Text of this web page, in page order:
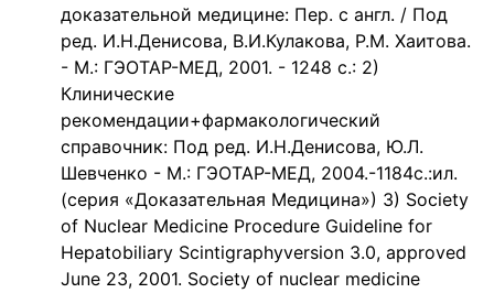
доказательной медицине: Пер. с англ. / Под
ред. И.Н.Денисова, В.И.Кулакова, Р.М. Хаитова.
- М.: ГЭОТАР-МЕД, 2001. - 1248 с.: 2)
Клинические
рекомендации+фармакологический
справочник: Под ред. И.Н.Денисова, Ю.Л.
Шевченко - М.: ГЭОТАР-МЕД, 2004.-1184с.:ил.
(серия «Доказательная Медицина») 3) Society
of Nuclear Medicine Procedure Guideline for
Hepatobiliary Scintigraphyversion 3.0, approved
June 23, 2001. Society of nuclear medicine